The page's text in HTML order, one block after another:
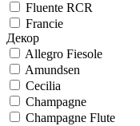
Fluente RCR
Francie
Декор
Allegro Fiesole
Amundsen
Cecilia
Champagne
Champagne Flute